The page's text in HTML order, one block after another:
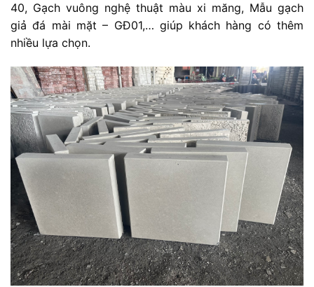
40, Gạch vuông nghệ thuật màu xi măng, Mẫu gạch
giả đá mài mặt – GĐ01,… giúp khách hàng có thêm
nhiều lựa chọn.